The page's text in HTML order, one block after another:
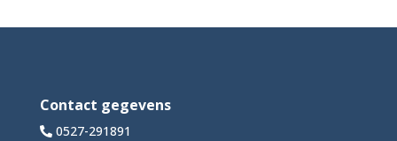
Contact gegevens
0527-291891